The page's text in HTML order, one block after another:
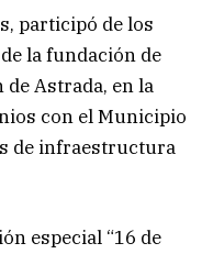
participó de los
la fundación de
Astrada, en la
con el Municipio
de infraestructura
especial “16 de